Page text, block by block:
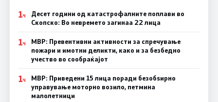
1Ч
Десет години од катастрофалните поплави во
Скопско: Во невремето загинаа 22 лица
1Ч
МВР: Превентивни активности за спречување
пожари и имотни деликти, како и за безбедно
учество во сообраќајот
1Ч
МВР: Приведени 15 лица поради безобѕирно
управување моторно возило, петмина
малолетници